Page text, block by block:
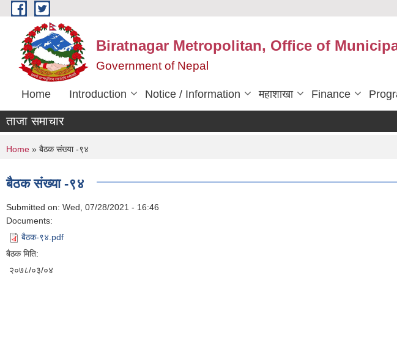
Skip to main content
Biratnagar Metropolitan, Office of
Government of Nepal
Home Introduction Notice / Information महाशाखा Finance
ताजा समाचार
You are here
Home » बैठक संख्या -९४
बैठक संख्या -९४
Submitted on: Wed, 07/28/2021 - 16:46
Documents:
बैठक-९४.pdf
बैठक मिति:
२०७८/०३/०४